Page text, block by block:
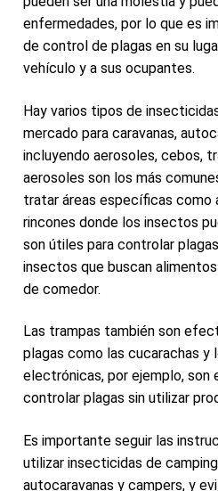
enfermedades, por lo que es
de control de plagas en su
vehículo y a sus ocupantes.
Hay varios tipos de
mercado para caravanas,
incluyendo aerosoles, cebos,
aerosoles son los más
tratar áreas específicas como
rincones donde los insectos
son útiles para controlar
insectos que buscan
de comedor.
Las trampas también son
plagas como las cucarachas y
electrónicas, por ejemplo, son
controlar plagas sin utilizar
Es importante seguir las
utilizar insecticidas de
autocaravanas y campers, y